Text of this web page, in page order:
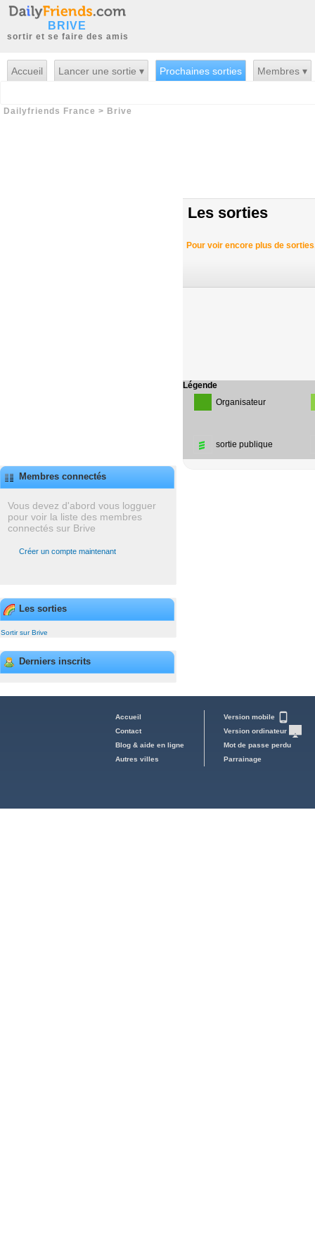
BRIVE
sortir et se faire des amis
Accueil Lancer une sortie ▾ Prochaines sorties Membres ▾
Dailyfriends France > Brive
Membres connectés
Vous devez d'abord vous logguer
pour voir la liste des membres
connectés sur Brive
Créer un compte maintenant
Les sorties
Sortir sur Brive
Derniers inscrits
Les sorties
Pour voir encore plus de
Légende
Organisateur
sortie publique
Accueil
Contact
Blog & aide en ligne
Autres villes
Version mobile
Version ordinateur
Mot de passe perdu
Parrainage